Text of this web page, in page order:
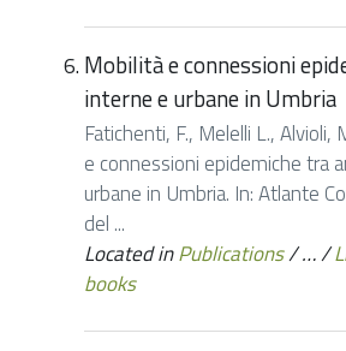
Mobilità e connessioni
interne e urbane in Umbria
Fatichenti, F., Melelli L.,
e connessioni epidemiche tra
urbane in Umbria. In: Atlante
del ...
Located inPublications/…/
books